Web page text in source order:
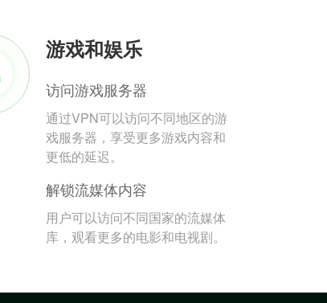
游戏和娱乐
访问游戏服务器
通过VPN可以访问不同地区的游
戏服务器，享受更多游戏内容和
更低的延迟。
解锁流媒体内容
用户可以访问不同国家的流媒体
库，观看更多的电影和电视剧。